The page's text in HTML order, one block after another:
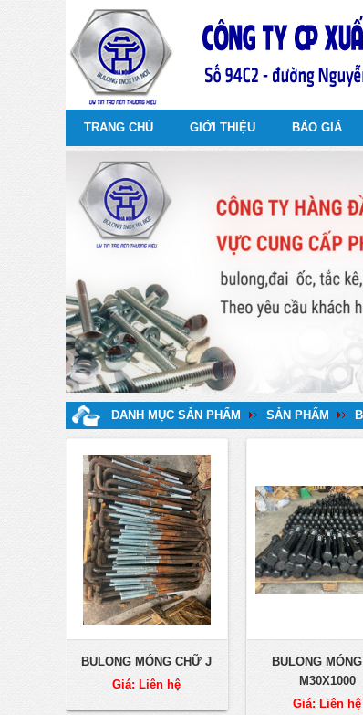
TRANG CHỦ GIỚI THIỆU BÁO GIÁ
DANH MỤC SẢN PHẨM SẢN PHẨM
BULONG MÓNG CHỮ J
Giá: Liên hệ
BULONG
M30X1000
Giá: Liên hệ